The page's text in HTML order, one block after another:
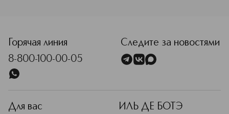
Горячая линия
8-800-100-00-05
Следите за новостями
Для вас ИЛЬ ДЕ БОТЭ